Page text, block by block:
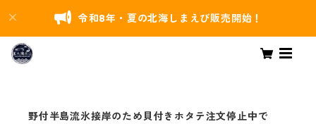
令和8年・夏の北海しまえび販売開始！
野付半島流氷接岸のため貝付きホタテ注文停止中で